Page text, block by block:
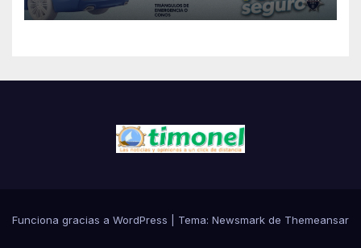
Funciona gracias a WordPress Tema: Newsmark de Themeansar